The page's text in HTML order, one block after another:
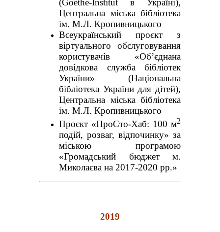
(Goethe-Institut в Україні),
Центральна міська бібліотека
ім. М.Л. Кропивницького
Всеукраїнський проєкт з
віртуального обслуговування
користувачів «Об’єднана
довідкова служба бібліотек
України» (Національна
бібліотека України для дітей),
Центральна міська бібліотека
ім. М.Л. Кропивницького
Проєкт «ПроСто-Хаб: 100 м2
подій, розваг, відпочинку» за
міською програмою
«Громадський бюджет м.
Миколаєва на 2017-2020 рр.»
2019